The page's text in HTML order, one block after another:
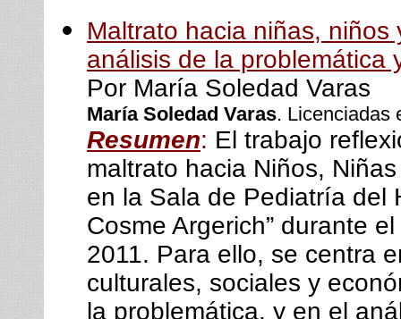
Maltrato hacia niñas,
análisis de la problemática
Por María Soledad Varas
María Soledad Varas. Licenciadas
Resumen: El trabajo
maltrato hacia Niños,
en la Sala de Pediatría del
Cosme Argerich” durante
2011. Para ello, se centra
culturales, sociales y
la problemática, y en el